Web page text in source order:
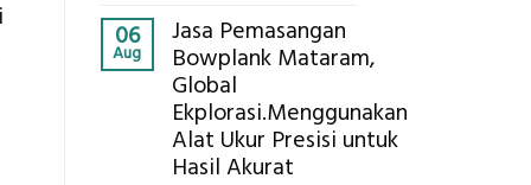
Cooler
Berbasis
Pertanian,
ini
Komponen,
06
Aug
Jasa Pemasangan
Bowplank Mataram,
Global
Ekplorasi.Menggunakan
Alat Ukur Presisi untuk
Hasil Akurat